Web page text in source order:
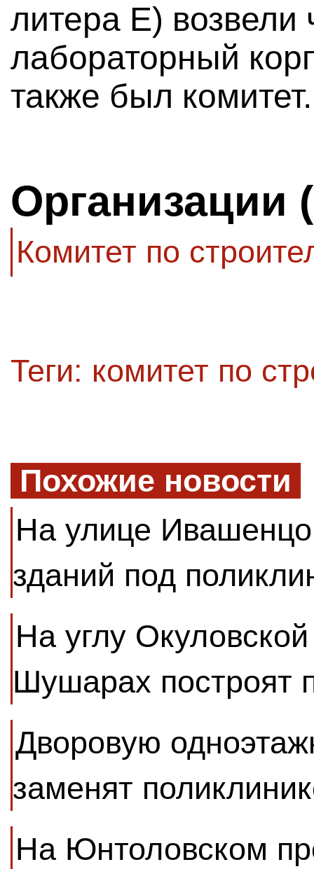
литера Е)
лабораторный
также был комитет.
Организации
Комитет по
Теги: комитет по
Похожие новости
На улице
зданий под
На углу
Шушарах построят
Дворовую
заменят
На Юнтоловском